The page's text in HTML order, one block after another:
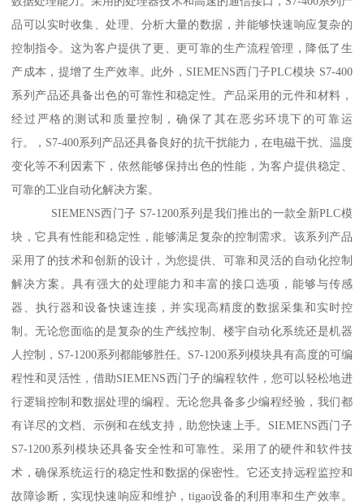
品可以实时收集、处理、分析大量的数据，并能够快速响应复杂的
控制指令。这为客户提供了更、更可靠的生产流程管理，降低了生
产成本，提增了生产效率。此外，SIEMENS西门子PLC模块 S7-400
系列产品还具备出色的可靠性和稳定性。产品采用的元件和材料，
经过严格的测试和质量控制，确保了其在恶劣环境下的可靠运
行。，S7-400系列产品还具备良好的抗干扰能力，在电磁干扰、温度
变化等不利因素下，依然能够保持出色的性能，为客户提供稳定、
可靠的工业自动化解决方案。
SIEMENS西门子 S7-1200系列是我们推出的一款全新PLC模
块，它具有性能和稳定性，能够满足复杂的控制需求。该系列产品
采用了的技术和创新的设计，为您提供、可靠和灵活的自动化控制
解决方案。具有强大的处理能力和丰富的接口选项，能够与传感
器、执行器和设备快速连接，并实现高精度的数据采集和实时控
制。无论您面临的是复杂的生产线控制、楼宇自动化系统还是机器
人控制，S7-1200系列都能够胜任。S7-1200系列模块具有高度的可编
程性和灵活性，借助SIEMENS西门子的编程软件，您可以轻松地进
行逻辑控制和数据处理的编程。无论您具备多少编程经验，我们都
有详尽的文档、示例和在线支持，助您快速上手。SIEMENS西门子
S7-1200系列模块还具备安全性和可靠性。采用了的硬件和软件技
术，确保系统运行的稳定性和数据的保密性。它还支持远程监控和
故障诊断，实现快速响应和维护，tigao设备的利用率和生产效率。